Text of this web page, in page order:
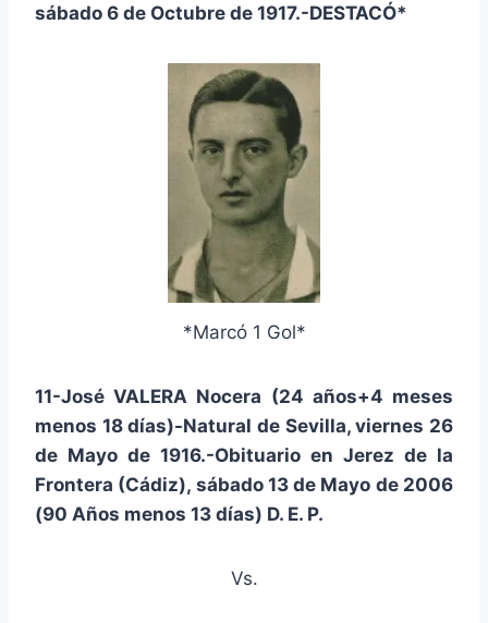
sábado 6 de Octubre de 1917.-DESTACÓ*
*Marcó 1 Gol*
11-José VALERA Nocera (24 años+4 meses
menos 18 días)-Natural de Sevilla, viernes 26
de Mayo de 1916.-Obituario en Jerez de la
Frontera (Cádiz), sábado 13 de Mayo de 2006
(90 Años menos 13 días) D. E. P.
Vs.